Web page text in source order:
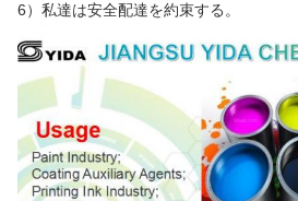
6）私達は安全配達を約束する。